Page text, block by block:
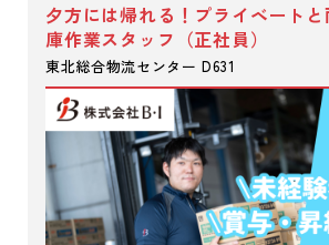
夕方には帰れる！プライベート
庫作業スタッフ（正社員）
東北総合物流センター D631